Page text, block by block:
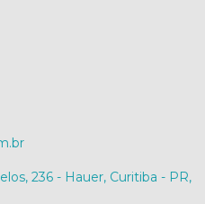
236 - Hauer, Curitiba - PR,